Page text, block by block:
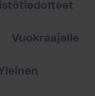
Vuokraajalle